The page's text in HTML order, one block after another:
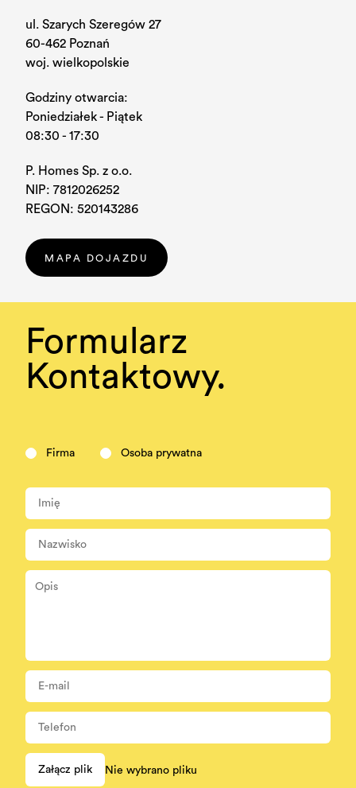
ul. Szarych Szeregów 27
60-462 Poznań
woj. wielkopolskie
Godziny otwarcia:
Poniedziałek - Piątek
08:30 - 17:30
P. Homes Sp. z o.o.
NIP: 7812026252
REGON: 520143286
MAPA DOJAZDU
Formularz
Kontaktowy.
Firma Osoba prywatna
Załącz plik Nie wybrano pliku